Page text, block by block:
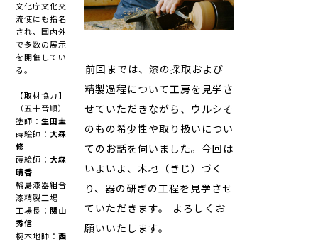
文化庁文化交
流使にも指名
され、国内外
で多数の展示
を開催してい
る。
【取材協力】
（五十音順）
塗師：生田圭
蒔絵師： 大森
修
蒔絵師： 大森
晴香
輪島漆器組合
漆精製工場
工場長：関山
秀信
椀木地師：西
――前回までは、漆の採取および
精製過程について工房を見学さ
せていただきながら、ウルシそ
のもの希少性や取り扱いについ
てのお話を伺いました。今回は
いよいよ、木地（きじ）づく
り、器の研ぎの工程を見学させ
ていただきます。 よろしくお
願いいたします。